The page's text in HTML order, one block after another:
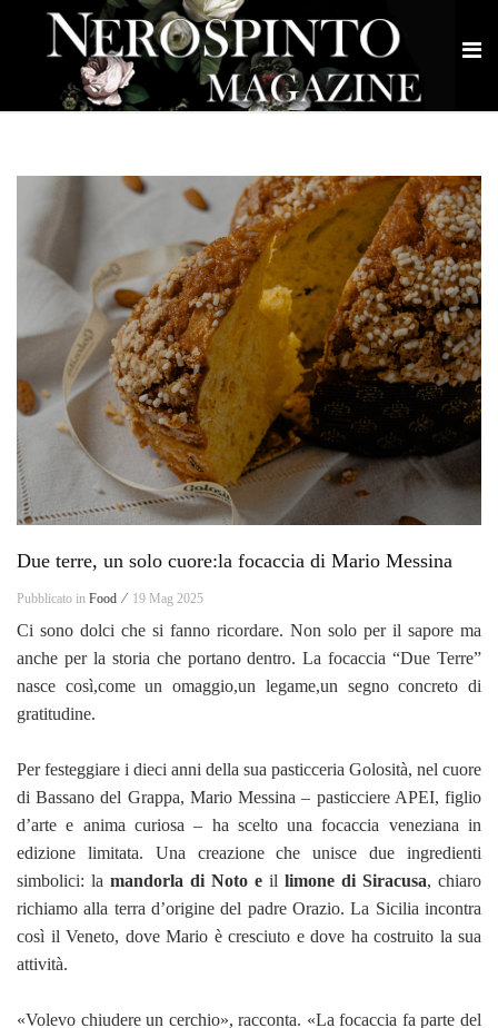
Due terre, un solo cuore:la focaccia di Mario Messina
Pubblicato in Food ⁄ 19 Mag 2025
Ci sono dolci che si fanno ricordare. Non solo per il sapore ma
anche per la storia che portano dentro. La focaccia “Due Terre”
nasce così,come un omaggio,un legame,un segno concreto di
gratitudine.
Per festeggiare i dieci anni della sua pasticceria Golosità, nel cuore
di Bassano del Grappa, Mario Messina – pasticciere APEI, figlio
d’arte e anima curiosa – ha scelto una focaccia veneziana in
edizione limitata. Una creazione che unisce due ingredienti
simbolici: la mandorla di Noto e il limone di Siracusa, chiaro
richiamo alla terra d’origine del padre Orazio. La Sicilia incontra
così il Veneto, dove Mario è cresciuto e dove ha costruito la sua
attività.
«Volevo chiudere un cerchio», racconta. «La focaccia fa parte del